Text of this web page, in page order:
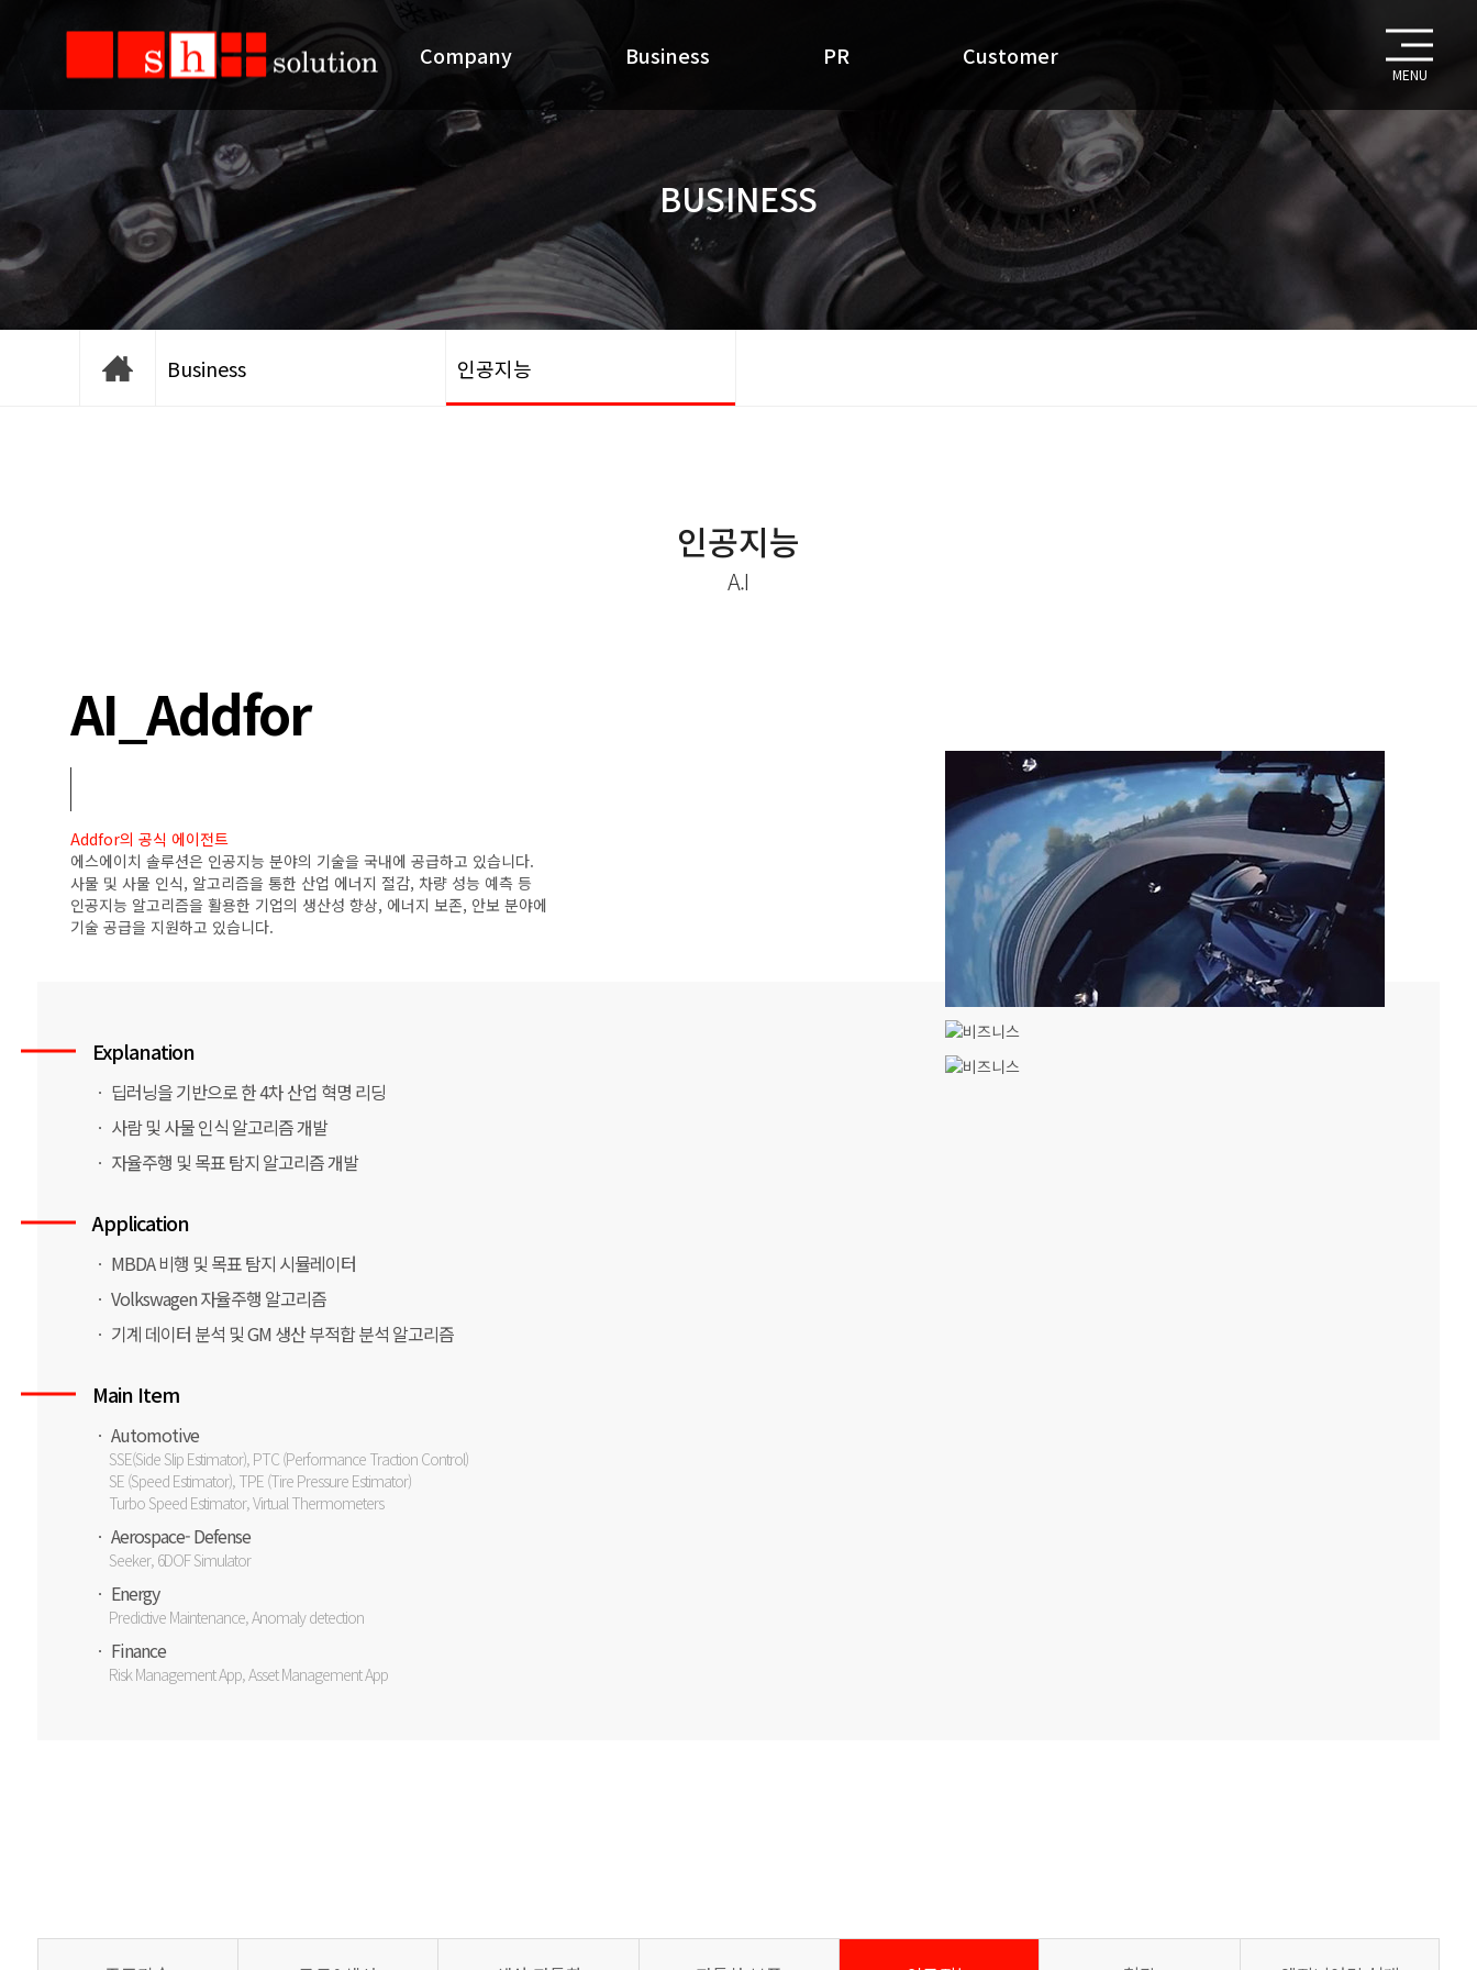
Company Business PR Customer
MENU
BUSINESS
Business 인공지능
인공지능
A.I
AI_Addfor
Addfor의 공식 에이전트
에스에이치 솔루션은 인공지능 분야의 기술을 국내에 공급하고 있습니다.
사물 및 사물 인식, 알고리즘을 통한 산업 에너지 절감, 차량 성능 예측 등
인공지능 알고리즘을 활용한 기업의 생산성 향상, 에너지 보존, 안보 분야에
기술 공급을 지원하고 있습니다.
Explanation
ㆍ 딥러닝을 기반으로 한 4차 산업 혁명 리딩
ㆍ 사람 및 사물 인식 알고리즘 개발
ㆍ 자율주행 및 목표 탐지 알고리즘 개발
Application
ㆍ MBDA 비행 및 목표 탐지 시뮬레이터
ㆍ Volkswagen 자율주행 알고리즘
ㆍ 기계 데이터 분석 및 GM 생산 부적합 분석 알고리즘
Main Item
ㆍ Automotive
SSE(Side Slip Estimator), PTC (Performance Traction Control)
SE (Speed Estimator), TPE (Tire Pressure Estimator)
Turbo Speed Estimator, Virtual Thermometers
ㆍ Aerospace- Defense
Seeker, 6DOF Simulator
ㆍ Energy
Predictive Maintenance, Anomaly detection
ㆍ Finance
Risk Management App, Asset Management App